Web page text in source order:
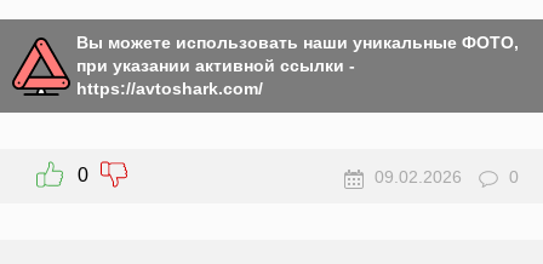
Вы можете использовать наши уникальные ФОТО,
при указании активной ссылки -
https://avtoshark.com/
0 09.02.2026 0